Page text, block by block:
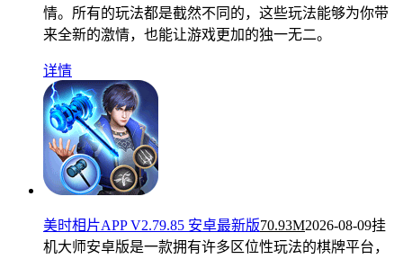
情。所有的玩法都是截然不同的，这些玩法能够为你带
来全新的激情，也能让游戏更加的独一无二。
详情
美时相片APP V2.79.85 安卓最新版70.93M2026-08-09挂
机大师安卓版是一款拥有许多区位性玩法的棋牌平台，